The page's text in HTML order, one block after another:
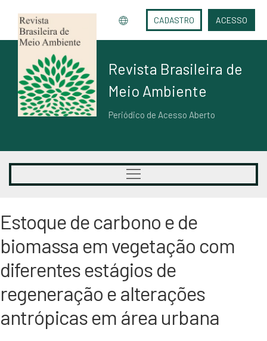
CADASTRO ACESSO
Revista Brasileira de
Meio Ambiente
Periódico de Acesso Aberto
Estoque de carbono e de
biomassa em vegetação com
diferentes estágios de
regeneração e alterações
antrópicas em área urbana